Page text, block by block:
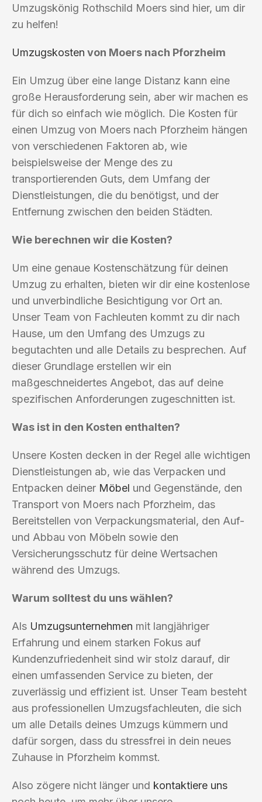
Umzugskönig Rothschild Moers sind hier, um dir
zu helfen!
Umzugskosten von Moers nach Pforzheim
Ein Umzug über eine lange Distanz kann eine
große Herausforderung sein, aber wir machen es
für dich so einfach wie möglich. Die Kosten für
einen Umzug von Moers nach Pforzheim hängen
von verschiedenen Faktoren ab, wie
beispielsweise der Menge des zu
transportierenden Guts, dem Umfang der
Dienstleistungen, die du benötigst, und der
Entfernung zwischen den beiden Städten.
Wie berechnen wir die Kosten?
Um eine genaue Kostenschätzung für deinen
Umzug zu erhalten, bieten wir dir eine kostenlose
und unverbindliche Besichtigung vor Ort an.
Unser Team von Fachleuten kommt zu dir nach
Hause, um den Umfang des Umzugs zu
begutachten und alle Details zu besprechen. Auf
dieser Grundlage erstellen wir ein
maßgeschneidertes Angebot, das auf deine
spezifischen Anforderungen zugeschnitten ist.
Was ist in den Kosten enthalten?
Unsere Kosten decken in der Regel alle wichtigen
Dienstleistungen ab, wie das Verpacken und
Entpacken deiner Möbel und Gegenstände, den
Transport von Moers nach Pforzheim, das
Bereitstellen von Verpackungsmaterial, den Auf-
und Abbau von Möbeln sowie den
Versicherungsschutz für deine Wertsachen
während des Umzugs.
Warum solltest du uns wählen?
Als Umzugsunternehmen mit langjähriger
Erfahrung und einem starken Fokus auf
Kundenzufriedenheit sind wir stolz darauf, dir
einen umfassenden Service zu bieten, der
zuverlässig und effizient ist. Unser Team besteht
aus professionellen Umzugsfachleuten, die sich
um alle Details deines Umzugs kümmern und
dafür sorgen, dass du stressfrei in dein neues
Zuhause in Pforzheim kommst.
Also zögere nicht länger und kontaktiere uns